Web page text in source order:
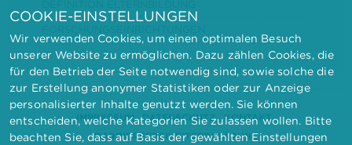
IMPRESSUM DATENSCHUTZ
KONTAKT
BARRIEREFREIHEITSERKLÄRUNG
COOKIE-EINSTELLUNGEN
Wir verwenden Cookies, um einen optimalen Besuch
unserer Website zu ermöglichen. Dazu zählen Cookies, die
für den Betrieb der Seite notwendig sind, sowie solche die
zur Erstellung anonymer Statistiken oder zur Anzeige
personalisierter Inhalte genutzt werden. Sie können
entscheiden, welche Kategorien Sie zulassen wollen. Bitte
beachten Sie, dass auf Basis der gewählten Einstellungen